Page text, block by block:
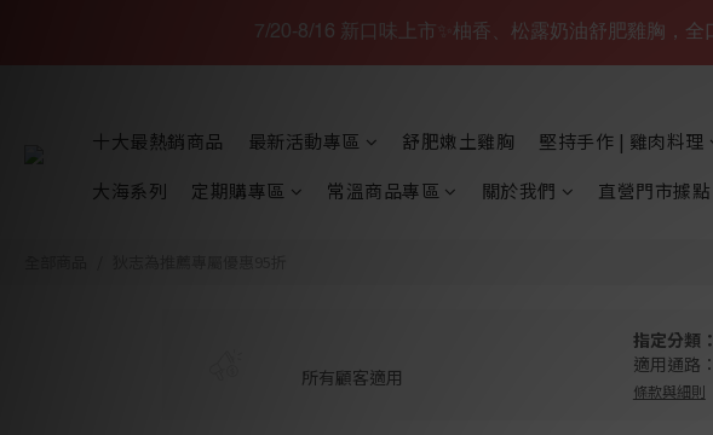
十大最熱銷商品 最新活動專區 舒肥嫩土雞胸 堅持手作 | 雞肉料理
大海系列
定期購專區 常溫商品專區 關於我們 直營門市據點
所有顧客適用
指定分類
適用通路：
條款與細則
7/20-8/16 新口味上市✨柚香、松露奶油舒肥雞胸，